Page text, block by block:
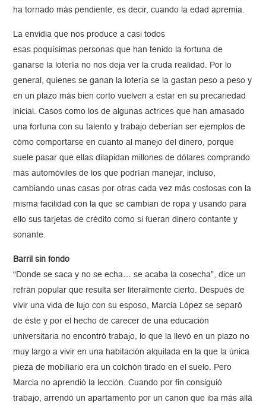
ha tornado más pendiente, es decir, cuando la edad apremia.
La envidia que nos produce a casi todos
esas poquísimas personas que han tenido la fortuna de
ganarse la lotería no nos deja ver la cruda realidad. Por lo
general, quienes se ganan la lotería se la gastan peso a peso y
en un plazo más bien corto vuelven a estar en su precariedad
inicial. Casos como los de algunas actrices que han amasado
una fortuna con su talento y trabajo deberían ser ejemplos de
cómo comportarse en cuanto al manejo del dinero, porque
suele pasar que ellas dilapidan millones de dólares comprando
más automóviles de los que podrían manejar, incluso,
cambiando unas casas por otras cada vez más costosas con la
misma facilidad con la que se cambian de ropa y usando para
ello sus tarjetas de crédito como si fueran dinero contante y
sonante.
Barril sin fondo
“Donde se saca y no se echa… se acaba la cosecha”, dice un
refrán popular que resulta ser literalmente cierto. Después de
vivir una vida de lujo con su esposo, Marcia López se separó
de éste y por el hecho de carecer de una educación
universitaria no encontró trabajo, lo que la llevó en un plazo no
muy largo a vivir en una habitación alquilada en la que la única
pieza de mobiliario era un colchón tirado en el suelo. Pero
Marcia no aprendió la lección. Cuando por fin consiguió
trabajo, arrendó un apartamento por un canon que iba más allá